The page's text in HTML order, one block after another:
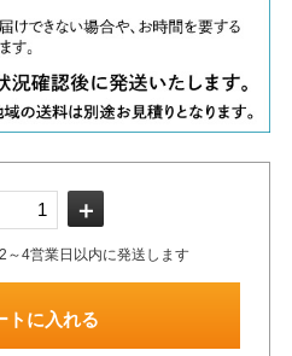
＋
～4営業日以内に発送します
トに入れる